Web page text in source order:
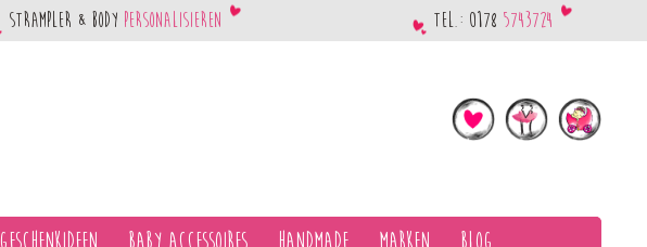
Strampler & Body personalisieren Tel.: 0178 5743724
Geschenkideen Baby Accessoires Handmade Marken Blog